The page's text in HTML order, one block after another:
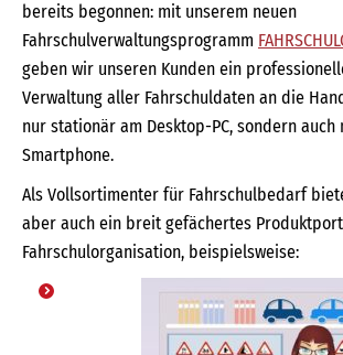
bereits begonnen: mit unserem neuen
Fahrschulverwaltungsprogramm
geben wir unseren Kunden ein
Verwaltung aller Fahrschuldaten an die
nur stationär am Desktop-PC, sondern
Smartphone.
Als Vollsortimenter für Fahrschulbedarf
aber auch ein breit gefächertes
Fahrschulorganisation, beispielsweise: